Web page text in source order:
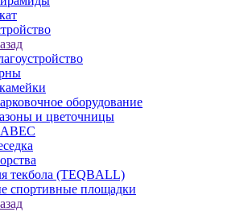
оборудование
и цветочницы
текбола (TEQBALL)
спортивные площадки